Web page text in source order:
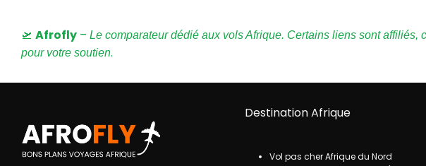
🛫 Afrofly – Le comparateur dédié aux vols Afrique. Certains liens sont affiliés,
pour votre soutien.
Destination Afrique
Vol pas cher Afrique du Nord